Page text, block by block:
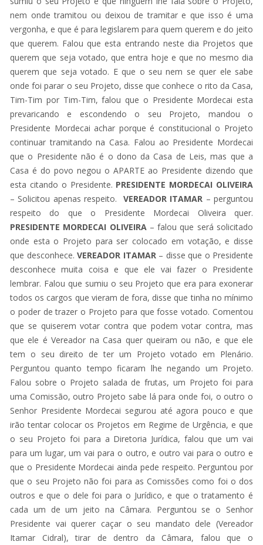
nem onde tramitou ou deixou de tramitar e que isso é uma
vergonha, e que é para legislarem para quem querem e do jeito
que querem. Falou que esta entrando neste dia Projetos que
querem que seja votado, que entra hoje e que no mesmo dia
querem que seja votado. E que o seu nem se quer ele sabe
onde foi parar o seu Projeto, disse que conhece o rito da Casa,
Tim-Tim por Tim-Tim, falou que o Presidente Mordecai esta
prevaricando e escondendo o seu Projeto, mandou o
Presidente Mordecai achar porque é constitucional o Projeto
continuar tramitando na Casa. Falou ao Presidente Mordecai
que o Presidente não é o dono da Casa de Leis, mas que a
Casa é do povo negou o APARTE ao Presidente dizendo que
esta citando o Presidente. PRESIDENTE MORDECAI OLIVEIRA
– Solicitou apenas respeito. VEREADOR ITAMAR – perguntou
respeito do que o Presidente Mordecai Oliveira quer.
PRESIDENTE MORDECAI OLIVEIRA– falou que será solicitado
onde esta o Projeto para ser colocado em votação, e disse
que desconhece. VEREADOR ITAMAR– disse que o Presidente
desconhece muita coisa e que ele vai fazer o Presidente
lembrar. Falou que sumiu o seu Projeto que era para exonerar
todos os cargos que vieram de fora, disse que tinha no mínimo
o poder de trazer o Projeto para que fosse votado. Comentou
que se quiserem votar contra que podem votar contra, mas
que ele é Vereador na Casa quer queiram ou não, e que ele
tem o seu direito de ter um Projeto votado em Plenário.
Perguntou quanto tempo ficaram lhe negando um Projeto.
Falou sobre o Projeto salada de frutas, um Projeto foi para
uma Comissão, outro Projeto sabe lá para onde foi, o outro o
Senhor Presidente Mordecai segurou até agora pouco e que
irão tentar colocar os Projetos em Regime de Urgência, e que
o seu Projeto foi para a Diretoria Jurídica, falou que um vai
para um lugar, um vai para o outro, e outro vai para o outro e
que o Presidente Mordecai ainda pede respeito. Perguntou por
que o seu Projeto não foi para as Comissões como foi o dos
outros e que o dele foi para o Jurídico, e que o tratamento é
cada um de um jeito na Câmara. Perguntou se o Senhor
Presidente vai querer caçar o seu mandato dele (Vereador
Itamar Cidral), tirar de dentro da Câmara, falou que o